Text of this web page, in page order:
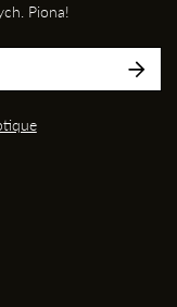
Piona!